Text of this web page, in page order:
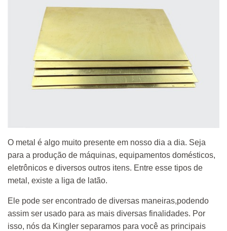
O metal é algo muito presente em nosso dia a dia. Seja
para a produção de máquinas, equipamentos domésticos,
eletrônicos e diversos outros itens. Entre esse tipos de
metal, existe a liga de latão.
Ele pode ser encontrado de diversas maneiras,podendo
assim ser usado para as mais diversas finalidades. Por
isso, nós da Kingler separamos para você as principais